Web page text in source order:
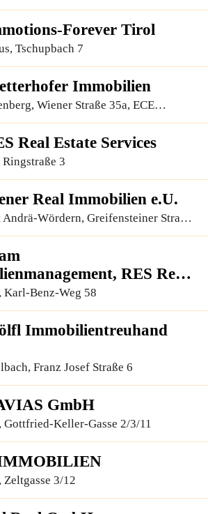
Forever Tirol
Tschupbach 7
Immobilien
Wiener Straße 35a, ECE
Real Estate Services
3
Real Immobilien e.U.
Andrä-Wördern, Greifensteiner Straße
RES Real
GmbH
Karl-Benz-Weg 58
Immobilientreuhand
Franz Josef Straße 6
GmbH
Gottfried-Keller-Gasse 2/3/11
Zeltgasse 3/12